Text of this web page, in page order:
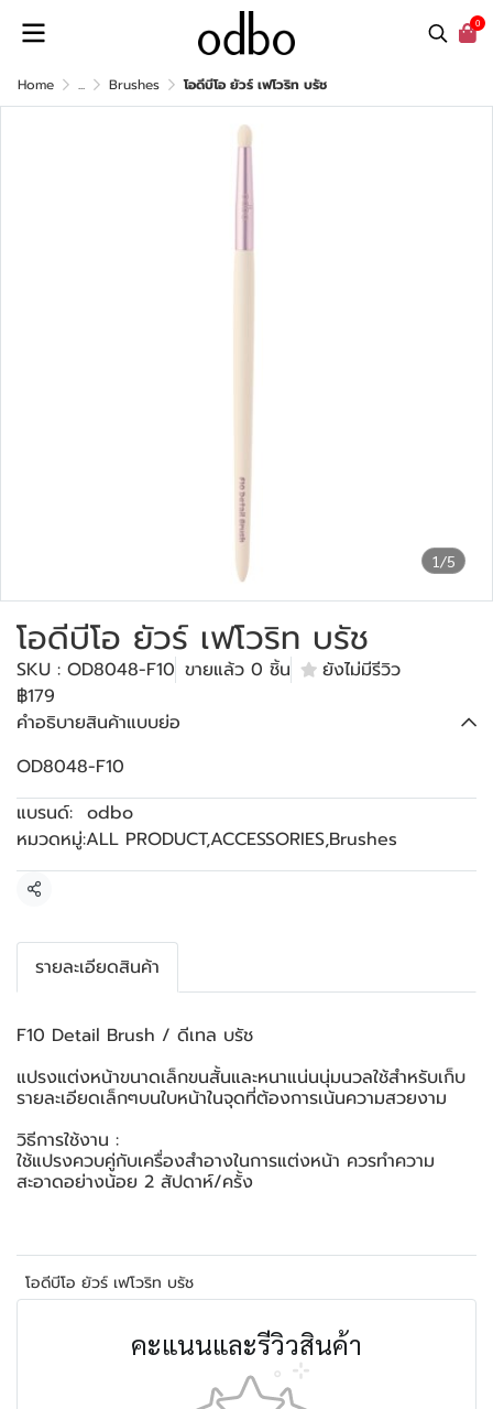
0
Home ... Brushes โอดีบีโอ ยัวร์ เฟโวริท บรัช
1/5
โอดีบีโอ ยัวร์ เฟโวริท บรัช
SKU : OD8048-F10 ขายแล้ว 0 ชิ้น
ยังไม่มีรีวิว
฿179
คำอธิบายสินค้าแบบย่อ
OD8048-F10
แบรนด์: odbo
หมวดหมู่:ALL PRODUCT,ACCESSORIES,Brushes
แชร์
รายละเอียดสินค้า
F10 Detail Brush / ดีเทล บรัช
แปรงแต่งหน้าขนาดเล็กขนสั้นและหนาแน่นนุ่มนวลใช้สำหรับเก็บ
รายละเอียดเล็กๆบนใบหน้าในจุดที่ต้องการเน้นความสวยงาม
วิธีการใช้งาน :
ใช้แปรงควบคู่กับเครื่องสำอางในการแต่งหน้า ควรทำความ
สะอาดอย่างน้อย 2 สัปดาห์/ครั้ง
โอดีบีโอ ยัวร์ เฟโวริท บรัช
คะแนนและรีวิวสินค้า